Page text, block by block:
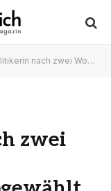
zwei Wochen als Vize-Bürgermeisterin abgewählt
zwei